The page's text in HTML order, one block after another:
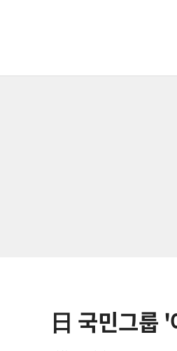
日 국민그룹